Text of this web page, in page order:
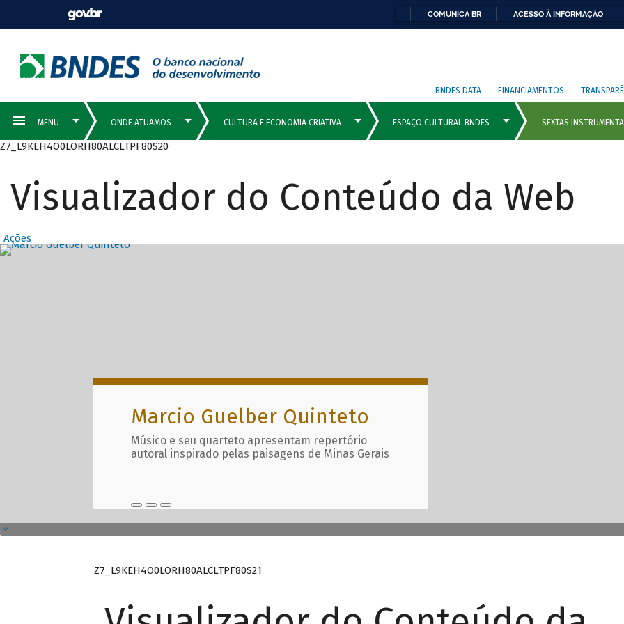
COMUNICA BR ACESSO À INFORMAÇÃO
BNDES DATA FINANCIAMENTOS
Z7_L9KEH4O0LORH80ALCLTPF80S20
Visualizador do Conteúdo da Web
Ações
Destaques Principais com
Marcio Guelber Quinteto
Músico e seu quarteto apresentam repertório
autoral inspirado pelas paisagens de Minas Gerais
Z7_L9KEH4O0LORH80ALCLTPF80S21